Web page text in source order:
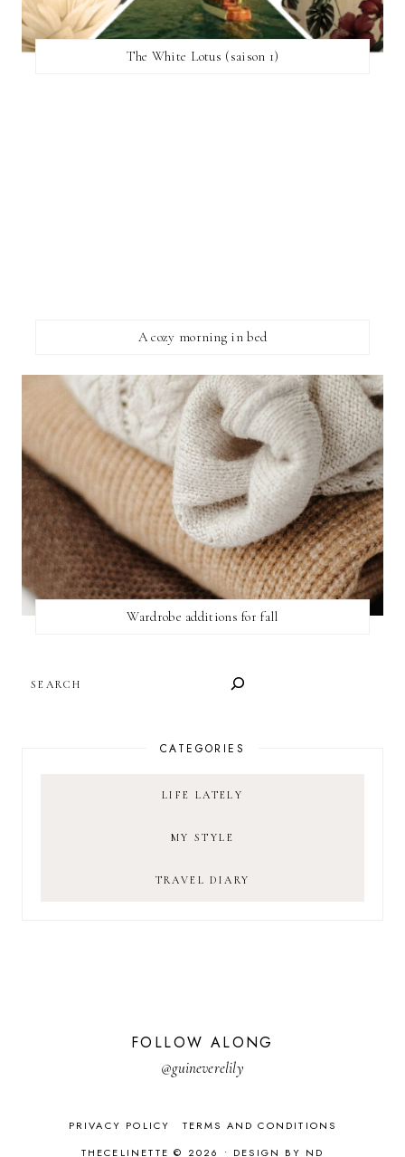
The White Lotus (saison 1)
A cozy morning in bed
Wardrobe additions for fall
CATEGORIES
LIFE LATELY
MY STYLE
TRAVEL DIARY
FOLLOW ALONG
@guineverelily
PRIVACY POLICY
TERMS AND CONDITIONS
THECELINETTE © 2026 • DESIGN BY ND